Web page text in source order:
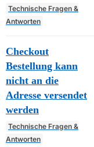
Technische Fragen &
Antworten
Checkout
Bestellung kann
nicht an die
Adresse versendet
werden
Technische Fragen &
Antworten